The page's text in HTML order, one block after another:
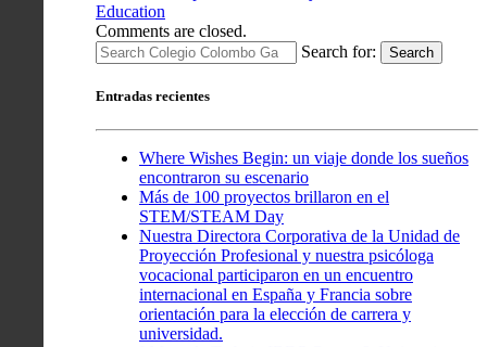
Education
Comments are closed.
Search for:
Search
Entradas recientes
Where Wishes Begin: un viaje donde los sueños
encontraron su escenario
Más de 100 proyectos brillaron en el
STEM/STEAM Day
Nuestra Directora Corporativa de la Unidad de
Proyección Profesional y nuestra psicóloga
vocacional participaron en un encuentro
internacional en España y Francia sobre
orientación para la elección de carrera y
universidad.